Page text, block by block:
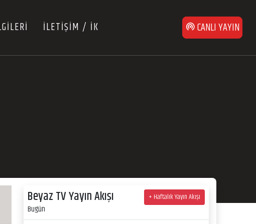
İLETİŞİM / İK CANLI YAYIN
Beyaz TV Yayın Akışı
Bugün
+ Haftalık Yayın Akışı